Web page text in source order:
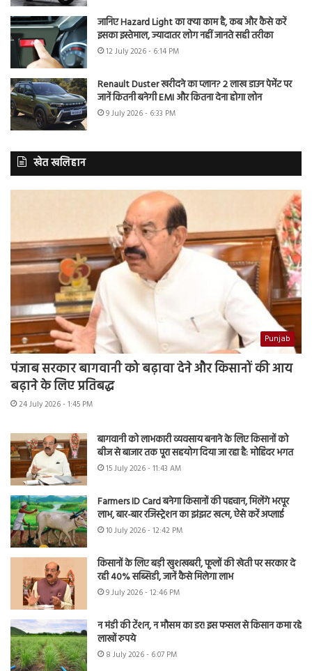
जानिए Hazard Light का क्या काम है, कब और कैसे करें
इसका इस्तेमाल, ज्यादातर लोग नहीं जानते सही तरीका
12 July 2026 - 6:14 PM
Renault Duster खरीदने का प्लान? 2 लाख डाउन पेमेंट पर
जानें कितनी बनेगी EMI और कितना देना होगा लोन
9 July 2026 - 6:33 PM
खेत खलिहान
Punjab
पंजाब सरकार बागवानी को बढ़ावा देने और किसानों की आय
बढ़ाने के लिए प्रतिबद्ध
24 July 2026 - 1:45 PM
बागवानी को लाभकारी व्यवसाय बनाने के लिए किसानों को
बीज से बाजार तक पूरा सहयोग दिया जा रहा है: मोहिंदर भगत
15 July 2026 - 11:43 AM
Farmers ID Card बनेगा किसानों की पहचान, मिलेंगे भरपूर
लाभ, बार-बार रजिस्ट्रेशन का झंझट खत्म, ऐसे करें अप्लाई
10 July 2026 - 12:42 PM
किसानों के लिए बड़ी खुशखबरी, फूलों की खेती पर सरकार दे
रही 40% सब्सिडी, जानें कैसे मिलेगा लाभ
9 July 2026 - 12:46 PM
न मंडी की टेंशन, न मौसम का डर! इस फसल से किसान कमा रहे
लाखों रुपये
8 July 2026 - 6:07 PM